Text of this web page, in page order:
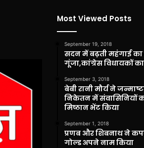
Most Viewed Posts
September 19, 2018
सदन में बढ़ती महंगाई का
गूंजा,कांग्रेस विधायकों
September 3, 2018
बेबी रानी मौर्य ने
निकेतन में संवासिनियों
मिष्ठान भेंट किया
September 1, 2018
प्रणब और शिबनाथ ने
गोल्ड अपने नाम किया